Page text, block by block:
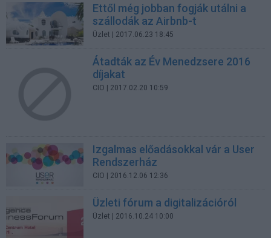
Ettől még jobban fogják utálni a
szállodák az Airbnb-t
Üzlet | 2017.06.23 18:45
Átadták az Év Menedzsere 2016
díjakat
CIO | 2017.02.20 10:59
Izgalmas előadásokkal vár a User
Rendszerház
CIO | 2016.12.06 12:36
Üzleti fórum a digitalizációról
Üzlet | 2016.10.24 10:00